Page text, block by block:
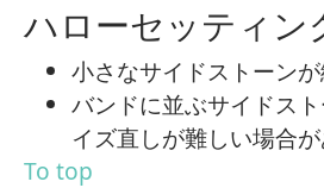
ハローセッティン
小さなサイドストーン
バンドに並ぶサイドス
イズ直しが難しい場合が
To top